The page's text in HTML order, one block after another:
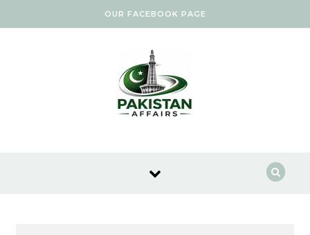
OUR FACEBOOK PAGE